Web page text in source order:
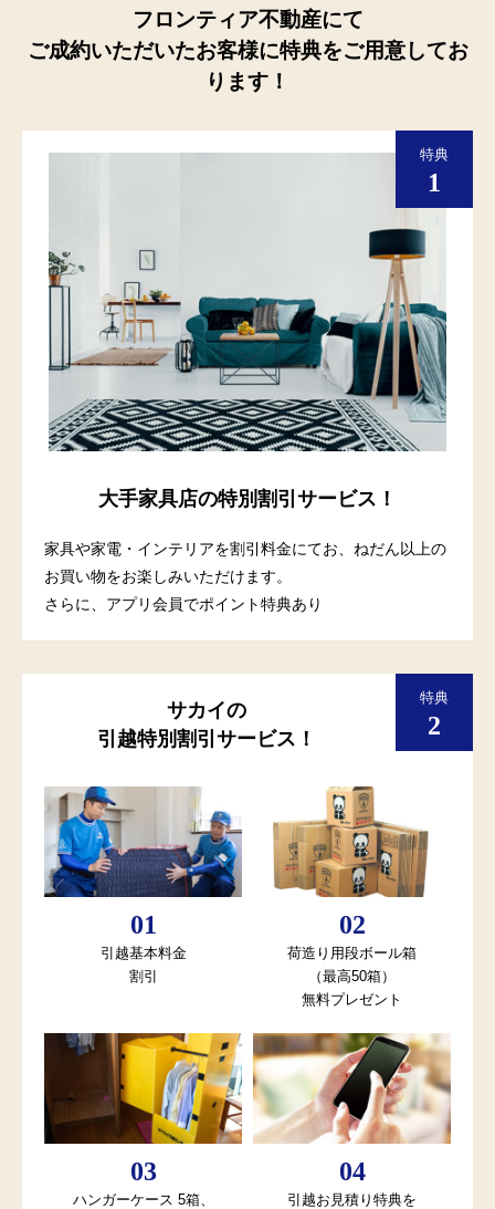
フロンティア不動産にて
ご成約いただいたお客様に特典をご用意してお
ります！
大手家具店の特別割引サービス！
家具や家電・インテリアを割引料金にてお、ねだん以上の
お買い物をお楽しみいただけます。
さらに、アプリ会員でポイント特典あり
サカイの
引越特別割引サービス！
引越基本料金
割引
荷造り用段ボール箱
（最高50箱）
無料プレゼント
ハンガーケース 5箱、
引越お見積り特典を